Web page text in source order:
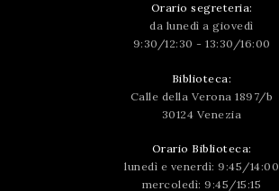
Orario segreteria:
da lunedì a giovedì
9:30/12:30 - 13:30/16:00
Biblioteca:
Calle della Verona 1897/b
30124 Venezia
Orario Biblioteca:
lunedì e venerdì: 9:45/14:00
mercoledì: 9:45/15:15